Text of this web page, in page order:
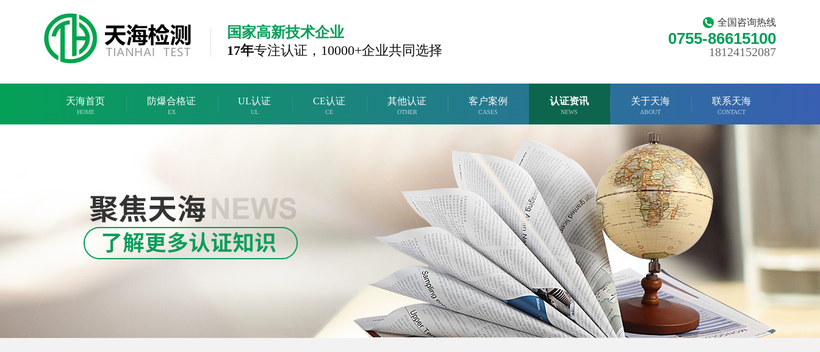
全国咨询热线
0755-86615100
18124152087
国家高新技术企业
17年专注认证， 10000+企业共同选择
天海首页
HOME
防爆合格证
EX
UL认证
UL
CE认证
CE
其他认证
OTHER
客户案例
CASES
认证资讯
NEWS
关于天海
ABOUT
联系天海
CONTACT